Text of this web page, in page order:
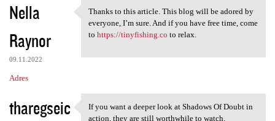
Nella
Raynor
09.11.2022
Adres
Thanks to this article. This
Thanks to this article. This blog will be adored by
everyone, I’m sure. And if you have free time, come
to https://tinyfishing.co to relax.
tharegseic If you want a deeper look at
If you want a deeper look at Shadows Of Doubt in
action, they are still worthwhile to watch.